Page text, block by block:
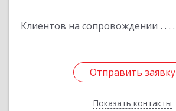
Клиентов на сопровождении
Отправить заявку
Показать контакты
Отправить заявку
Назад